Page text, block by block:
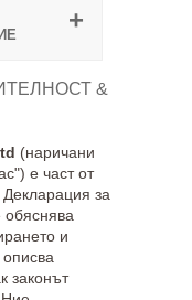
&
(наричани
е част от
за
обяснява
и
законът